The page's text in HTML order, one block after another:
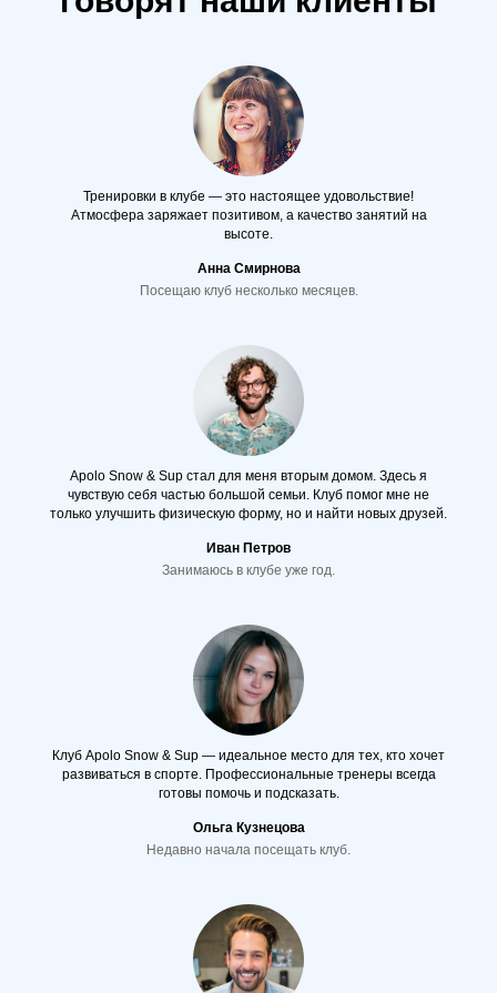
Тренировки в клубе — это настоящее удовольствие!
Атмосфера заряжает позитивом, а качество занятий на
высоте.
Анна Смирнова
Посещаю клуб несколько месяцев.
Apolo Snow & Sup стал для меня вторым домом. Здесь я
чувствую себя частью большой семьи. Клуб помог мне не
только улучшить физическую форму, но и найти новых друзей.
Иван Петров
Занимаюсь в клубе уже год.
Клуб Apolo Snow & Sup — идеальное место для тех, кто хочет
развиваться в спорте. Профессиональные тренеры всегда
готовы помочь и подсказать.
Ольга Кузнецова
Недавно начала посещать клуб.